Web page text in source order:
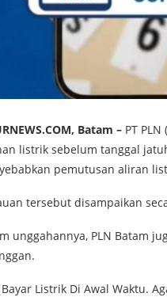
Batam – PT
listrik sebelum tanggal
pemutusan aliran
tersebut disampaikan
unggahannya, PLN Batam
Bayar Listrik Di Awal Waktu.